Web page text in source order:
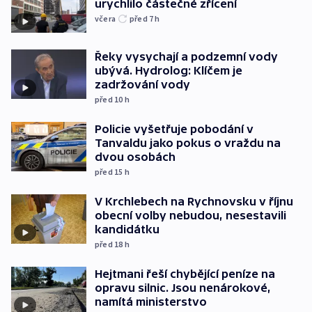
urychlilo částečné zřícení
včera před 7h
Řeky vysychají a podzemní vody
ubývá. Hydrolog: Klíčem je
zadržování vody
před 10 h
Policie vyšetřuje pobodání v
Tanvaldu jako pokus o vraždu na
dvou osobách
před 15 h
V Krchlebech na Rychnovsku v říjnu
obecní volby nebudou, nesestavili
kandidátku
před 18 h
Hejtmani řeší chybějící peníze na
opravu silnic. Jsou nenárokové,
namítá ministerstvo